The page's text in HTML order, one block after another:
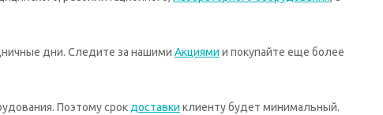
дни. Следите за нашими Акциями и покупайте еще более
Поэтому срок доставки клиенту будет минимальный.